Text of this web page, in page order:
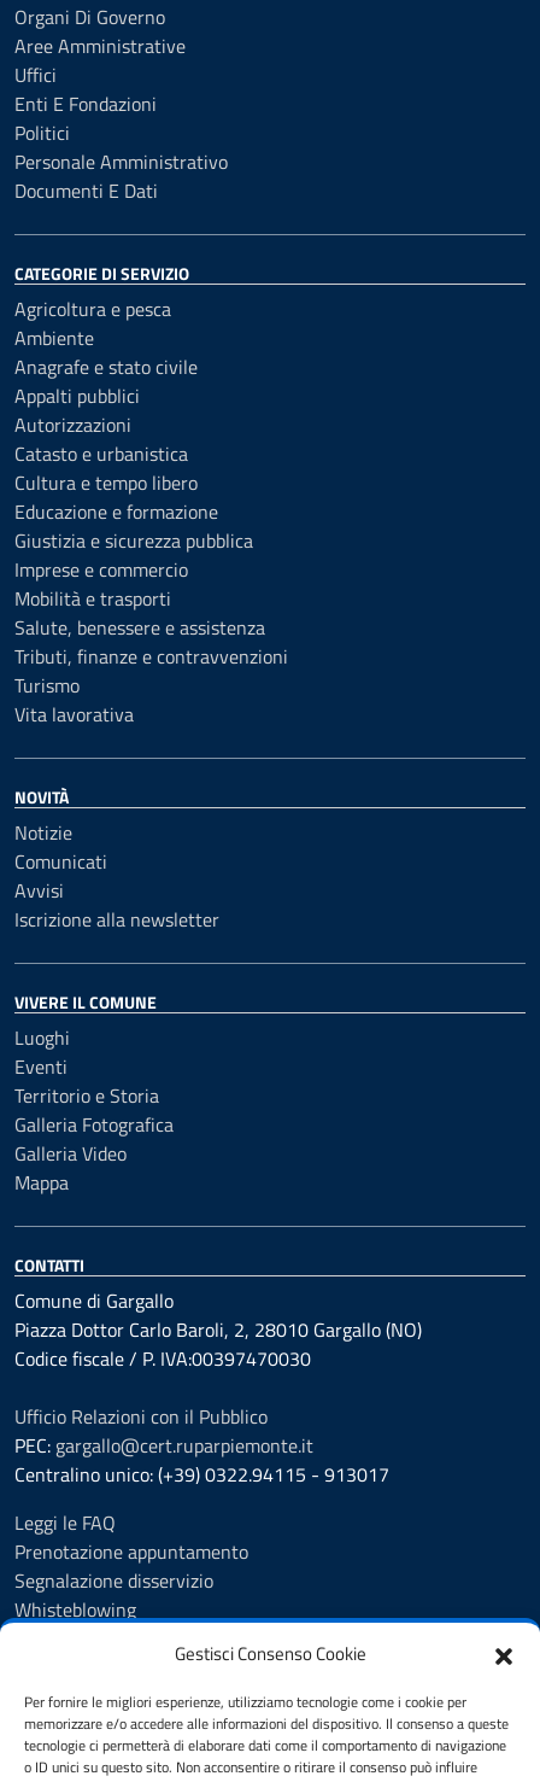
Gestisci Consenso Cookie
Per fornire le migliori esperienze, utilizziamo tecnologie come i cookie per
memorizzare e/o accedere alle informazioni del dispositivo. Il consenso a queste
tecnologie ci permetterà di elaborare dati come il comportamento di navigazione
o ID unici su questo sito. Non acconsentire o ritirare il consenso può influire
Organi Di Governo
Aree Amministrative
Uffici
Enti E Fondazioni
Politici
Personale Amministrativo
Documenti E Dati
CATEGORIE DI SERVIZIO
Agricoltura e pesca
Ambiente
Anagrafe e stato civile
Appalti pubblici
Autorizzazioni
Catasto e urbanistica
Cultura e tempo libero
Educazione e formazione
Giustizia e sicurezza pubblica
Imprese e commercio
Mobilità e trasporti
Salute, benessere e assistenza
Tributi, finanze e contravvenzioni
Turismo
Vita lavorativa
NOVITÀ
Notizie
Comunicati
Avvisi
Iscrizione alla newsletter
VIVERE IL COMUNE
Luoghi
Eventi
Territorio e Storia
Galleria Fotografica
Galleria Video
Mappa
CONTATTI
Comune di Gargallo
Piazza Dottor Carlo Baroli, 2, 28010 Gargallo (NO)
Codice fiscale / P. IVA:00397470030
Ufficio Relazioni con il Pubblico
PEC: gargallo@cert.ruparpiemonte.it
Centralino unico: (+39) 0322.94115 - 913017
Leggi le FAQ
Prenotazione appuntamento
Segnalazione disservizio
Whisteblowing
Albo Pretorio
Informativa privacy
Note legali